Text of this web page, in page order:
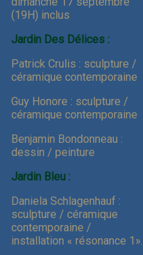
(19H) inclus
Jardin Des Délices :
Patrick Crulis : sculpture /
céramique contemporaine
Guy Honore : sculpture /
céramique contemporaine
Benjamin Bondonneau :
dessin / peinture
Jardin Bleu :
Daniela Schlagenhauf :
sculpture / céramique
contemporaine /
installation « résonance 1».